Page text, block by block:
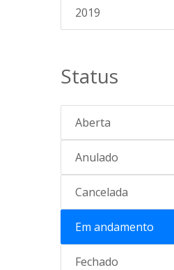
2019
Status
Aberta
Anulado
Cancelada
Em andamento
Fechado